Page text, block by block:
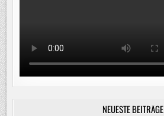
NEUESTE BEITRÄGE